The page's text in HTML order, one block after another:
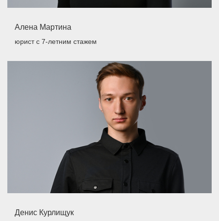
Алена Мартина
юристс 7-летним стажем
Денис Курлищук